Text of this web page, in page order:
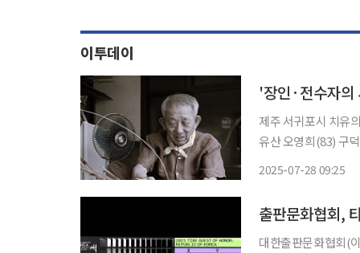
이투데이
'장인·전수자
제주 서귀포시 치유
유산 오영희(83) 구덕
2025-07-28 09:25
출판문화협회,
대한출판문화협회(